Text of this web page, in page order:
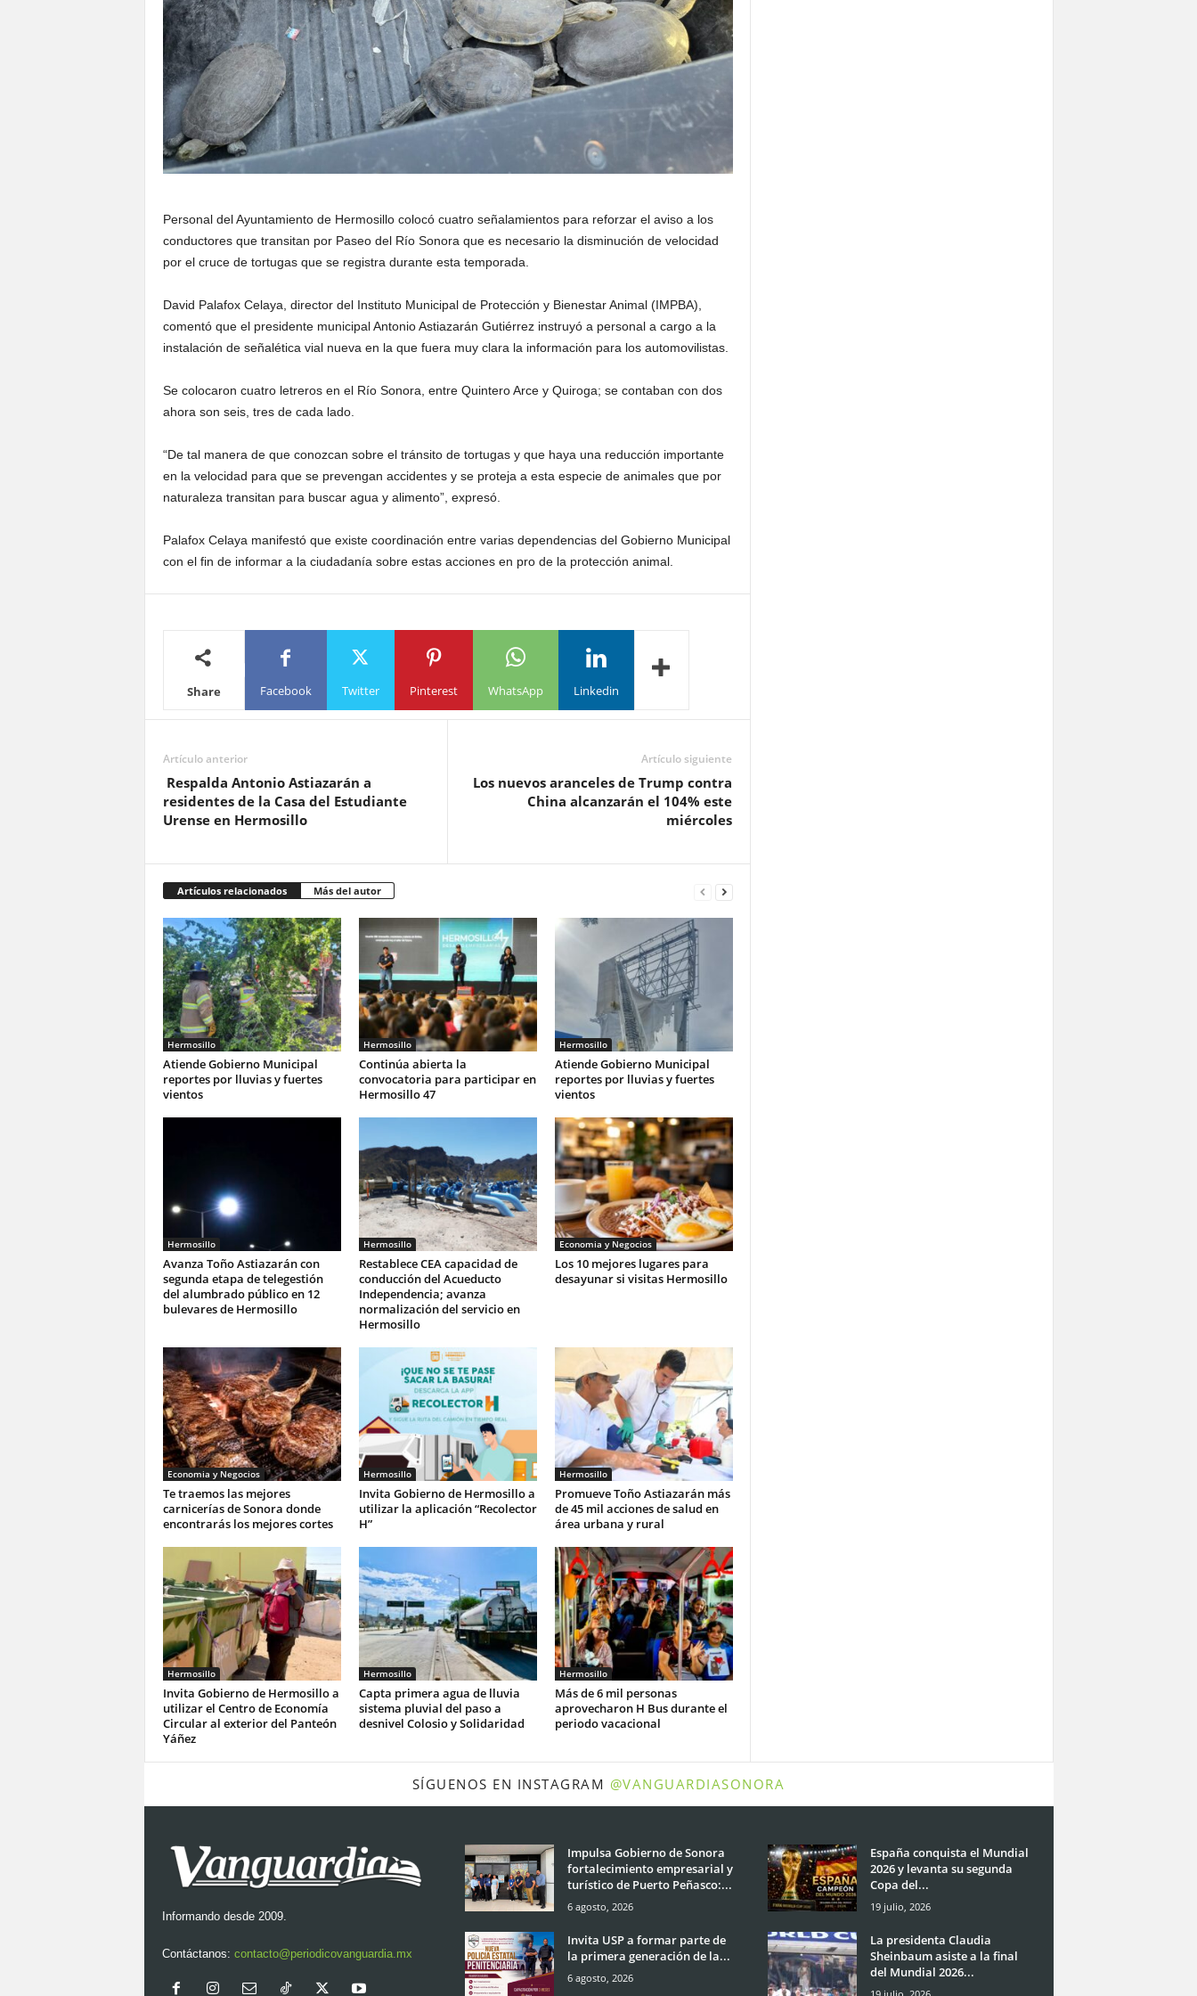
Personal del Ayuntamiento de Hermosillo colocó cuatro señalamientos para reforzar el aviso a los
conductores que transitan por Paseo del Río Sonora que es necesario la disminución de velocidad
por el cruce de tortugas que se registra durante esta temporada.
David Palafox Celaya, director del Instituto Municipal de Protección y Bienestar Animal (IMPBA),
comentó que el presidente municipal Antonio Astiazarán Gutiérrez instruyó a personal a cargo a la
instalación de señalética vial nueva en la que fuera muy clara la información para los automovilistas.
Se colocaron cuatro letreros en el Río Sonora, entre Quintero Arce y Quiroga; se contaban con dos
ahora son seis, tres de cada lado.
“De tal manera de que conozcan sobre el tránsito de tortugas y que haya una reducción importante
en la velocidad para que se prevengan accidentes y se proteja a esta especie de animales que por
naturaleza transitan para buscar agua y alimento”, expresó.
Palafox Celaya manifestó que existe coordinación entre varias dependencias del Gobierno Municipal
con el fin de informar a la ciudadanía sobre estas acciones en pro de la protección animal.
Share Facebook Twitter Pinterest WhatsApp Linkedin
Artículo anterior
Respalda Antonio Astiazarán a
residentes de la Casa del Estudiante
Urense en Hermosillo
Artículo siguiente
Los nuevos aranceles de Trump contra
China alcanzarán el 104% este
miércoles
Artículos relacionados Más del autor
Hermosillo
Atiende Gobierno Municipal
reportes por lluvias y fuertes
vientos
Hermosillo
Continúa abierta la
convocatoria para participar en
Hermosillo 47
Hermosillo
Atiende Gobierno Municipal
reportes por lluvias y fuertes
vientos
Hermosillo
Avanza Toño Astiazarán con
segunda etapa de telegestión
del alumbrado público en 12
bulevares de Hermosillo
Hermosillo
Restablece CEA capacidad de
conducción del Acueducto
Independencia; avanza
normalización del servicio en
Hermosillo
Economia y Negocios
Los 10 mejores lugares para
desayunar si visitas Hermosillo
Economia y Negocios
Te traemos las mejores
carnicerías de Sonora donde
encontrarás los mejores cortes
Hermosillo
Invita Gobierno de Hermosillo a
utilizar la aplicación “Recolector
H”
Hermosillo
Promueve Toño Astiazarán más
de 45 mil acciones de salud en
área urbana y rural
Hermosillo
Invita Gobierno de Hermosillo a
utilizar el Centro de Economía
Circular al exterior del Panteón
Yáñez
Hermosillo
Capta primera agua de lluvia
sistema pluvial del paso a
desnivel Colosio y Solidaridad
Hermosillo
Más de 6 mil personas
aprovecharon H Bus durante el
periodo vacacional
SÍGUENOS EN INSTAGRAM @VANGUARDIASONORA
Informando desde 2009.
Contáctanos: contacto@periodicovanguardia.mx
Impulsa Gobierno de Sonora
fortalecimiento empresarial y
turístico de Puerto Peñasco:...
6 agosto, 2026
Invita USP a formar parte de
la primera generación de la...
6 agosto, 2026
España conquista el Mundial
2026 y levanta su segunda
Copa del...
19 julio, 2026
La presidenta Claudia
Sheinbaum asiste a la final
del Mundial 2026...